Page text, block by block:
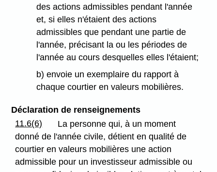
des actions admissibles pendant l'année
et, si elles n'étaient des actions
admissibles que pendant une partie de
l'année, précisant la ou les périodes de
l'année au cours desquelles elles l'étaient;
b) envoie un exemplaire du rapport à
chaque courtier en valeurs mobilières.
Déclaration de renseignements
11.6(6)
La personne qui, à un moment
donné de l'année civile, détient en qualité de
courtier en valeurs mobilières une action
admissible pour un investisseur admissible ou